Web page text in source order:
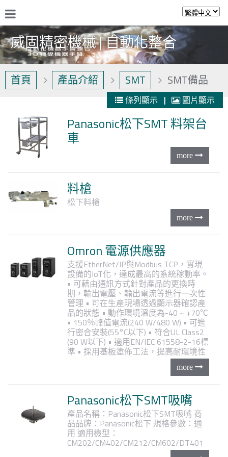
威固精密機械 | 自動化整合
首頁 產品介紹 SMT SMT備品
條列顯示 | 圖片顯示
Panasonic松下SMT 料架台
車
料槍
松下料槍
Omron 電源供應器
支援EtherNet/IP與Modbus TCP，實現
設備的IoT化，達成最高的系統稼動率。
• 可藉由通訊方式針對產品的更換時
期，輸出電壓、輸出電流等進行一次性
管理 • 可在生產現場透過顯示器確認產
品的狀態 • 動作環境溫度為-40 ~ +70℃
• 150％峰值電流(240 W/480 W) • 可進
行密合安裝(55°C以下) • 符合UL Class2
(90 W以下) • 適用EN/IEC 61558-2-16標
準 • 採用基板塗佈工法，提高耐環境性
Panasonic松下SMT吸嘴
產品名稱：Panasonic松下SMT吸嘴 商
品品牌：Panasonic松下 規格參數：通
用 適用機型：
CM202/CM402/CM212/CM602/DT401